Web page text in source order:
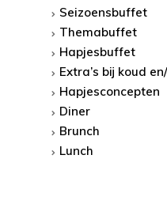
Seizoensbuffet
Themabuffet
Hapjesbuffet
Extra’s bij koud
Hapjesconcepten
Diner
Brunch
Lunch